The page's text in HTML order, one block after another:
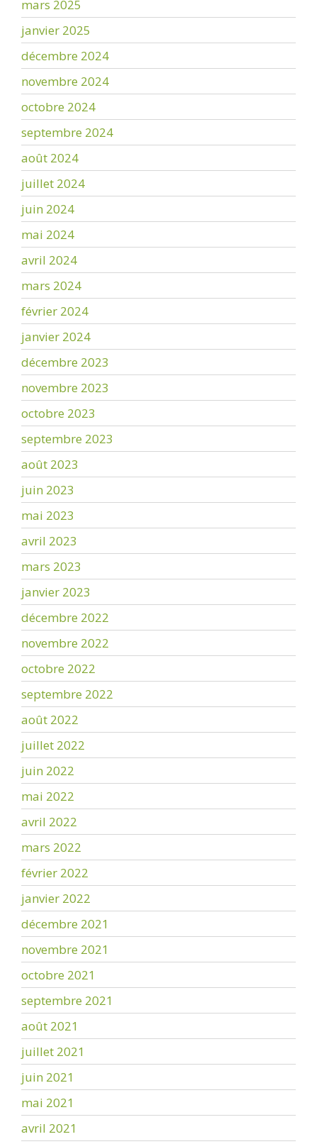
mars 2025
janvier 2025
décembre 2024
novembre 2024
octobre 2024
septembre 2024
août 2024
juillet 2024
juin 2024
mai 2024
avril 2024
mars 2024
février 2024
janvier 2024
décembre 2023
novembre 2023
octobre 2023
septembre 2023
août 2023
juin 2023
mai 2023
avril 2023
mars 2023
janvier 2023
décembre 2022
novembre 2022
octobre 2022
septembre 2022
août 2022
juillet 2022
juin 2022
mai 2022
avril 2022
mars 2022
février 2022
janvier 2022
décembre 2021
novembre 2021
octobre 2021
septembre 2021
août 2021
juillet 2021
juin 2021
mai 2021
avril 2021